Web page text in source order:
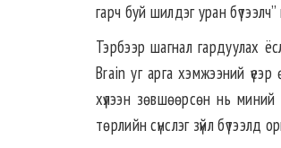
гарч буй шилдэг уран
Тэрбээр шагнал гардуулах
Brain уг арга хэмжээний
хүлээн зөвшөөрсөн нь миний
төрлийн сүнслэг зүйл бүтээлд